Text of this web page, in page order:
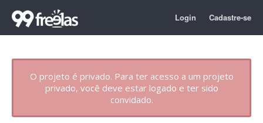
Login Cadastre-se
O projeto é privado. Para ter acesso a um projeto
privado, você deve estar logado e ter sido
convidado.